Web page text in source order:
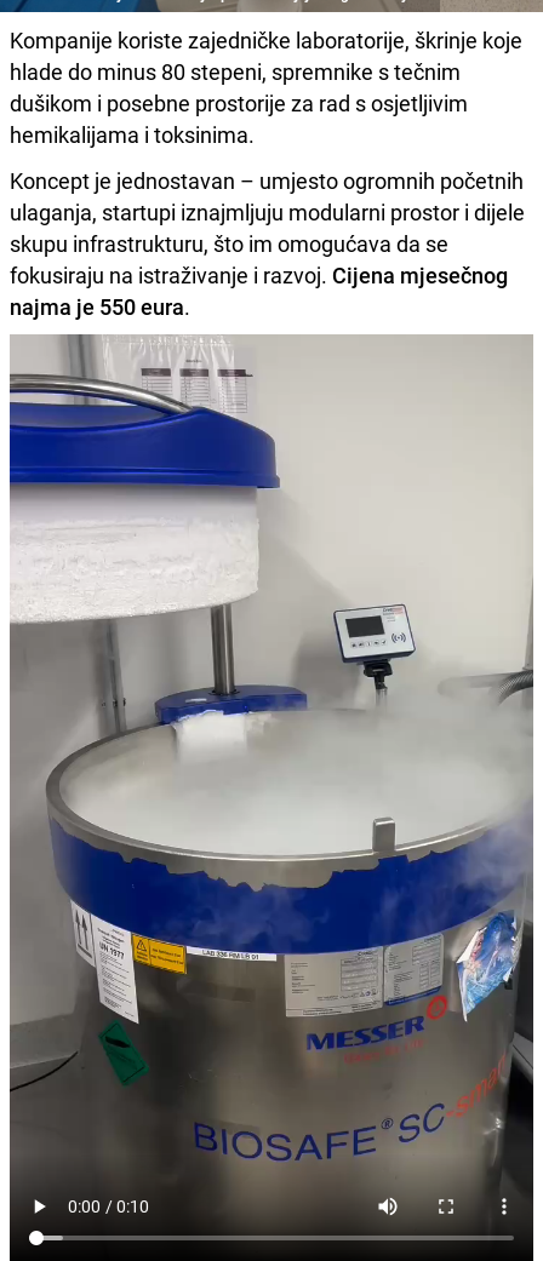
Kompanije koriste zajedničke laboratorije, škrinje koje
hlade do minus 80 stepeni, spremnike s tečnim
dušikom i posebne prostorije za rad s osjetljivim
hemikalijama i toksinima.
Koncept je jednostavan – umjesto ogromnih početnih
ulaganja, startupi iznajmljuju modularni prostor i dijele
skupu infrastrukturu, što im omogućava da se
fokusiraju na istraživanje i razvoj. Cijena mjesečnog
najma je 550 eura.